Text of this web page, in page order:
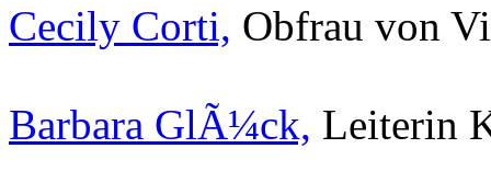
Cecily Corti, Obfrau von
Barbara GlÃ¼ck, Leiterin